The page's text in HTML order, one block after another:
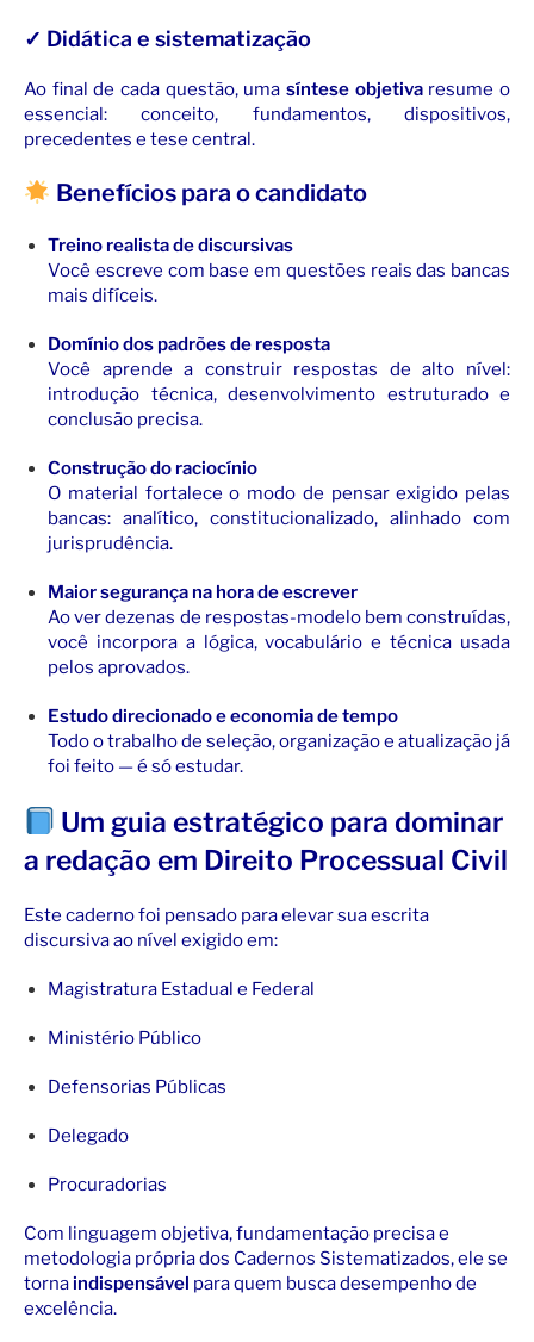
✓ Didática e sistematização
Ao final de cada questão, uma síntese objetivaresume o
essencial: conceito, fundamentos, dispositivos,
precedentes e tese central.
Benefícios para o candidato
Treino realista de discursivas
Você escreve com base em questões reais das bancas
mais difíceis.
Domínio dos padrões de resposta
Você aprende a construir respostas de alto nível:
introdução técnica, desenvolvimento estruturado e
conclusão precisa.
Construção do raciocínio
O material fortalece o modo de pensar exigido pelas
bancas: analítico, constitucionalizado, alinhado com
jurisprudência.
Maior segurança na hora de escrever
Ao ver dezenas de respostas-modelo bem construídas,
você incorpora a lógica, vocabulário e técnica usada
pelos aprovados.
Estudo direcionado e economia de tempo
Todo o trabalho de seleção, organização e atualização já
foi feito — é só estudar.
Um guia estratégico para dominar
a redação em Direito Processual Civil
Este caderno foi pensado para elevar sua escrita
discursiva ao nível exigido em:
Magistratura Estadual e Federal
Ministério Público
Defensorias Públicas
Delegado
Procuradorias
Com linguagem objetiva, fundamentação precisa e
metodologia própria dos Cadernos Sistematizados, ele se
torna indispensável para quem busca desempenho de
excelência.